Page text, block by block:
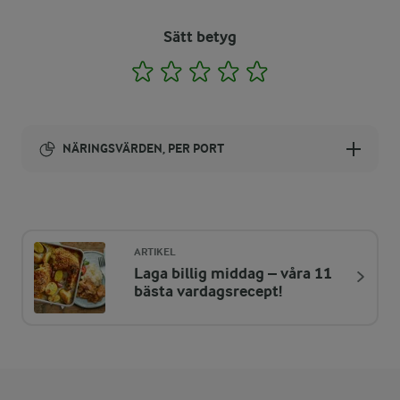
Sätt betyg
1 2 3 4
NÄRINGSVÄRDEN, PER PORT
ENERGIDISTRIBUTION %
NÄRINGSVÄRDEN PER PORT
ARTIKEL
Laga billig middag – våra 11
bästa vardagsrecept!